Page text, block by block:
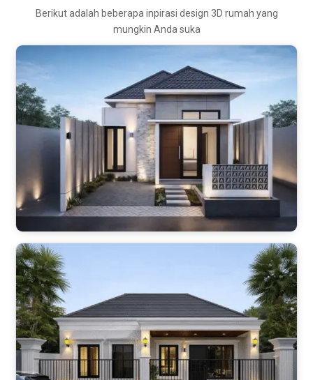
Berikut adalah beberapa inpirasi design 3D rumah yang
mungkin Anda suka